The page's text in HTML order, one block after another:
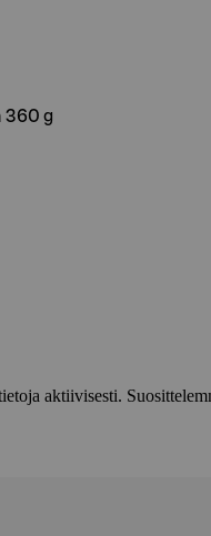
360 g
aktiivisesti.